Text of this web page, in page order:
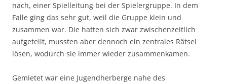
nach, einer Spielleitung bei der Spielergruppe. In dem
Falle ging das sehr gut, weil die Gruppe klein und
zusammen war. Die hatten sich zwar zwischenzeitlich
aufgeteilt, mussten aber dennoch ein zentrales Rätsel
lösen, wodurch sie immer wieder zusammenkamen.
Gemietet war eine Jugendherberge nahe des